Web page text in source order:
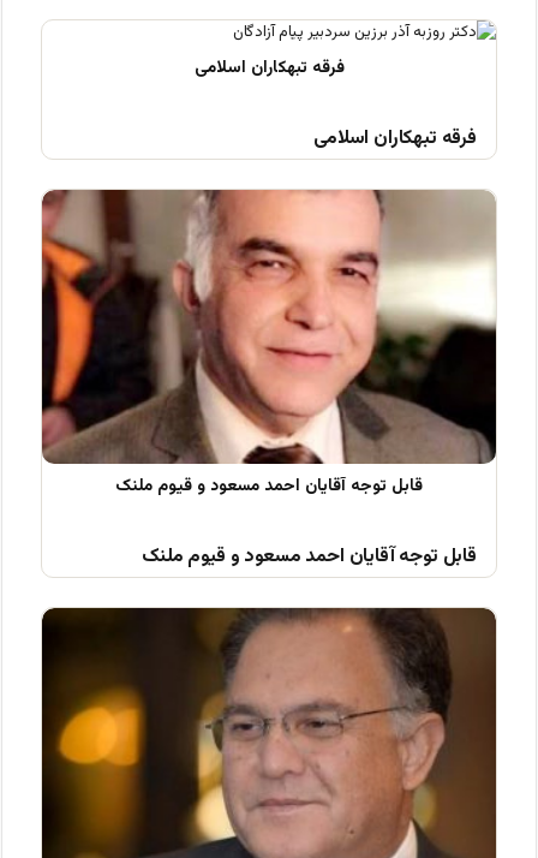
فرقه تبهکاران اسلامی
قابل توجه آقایان احمد مسعود و قیوم ملنک